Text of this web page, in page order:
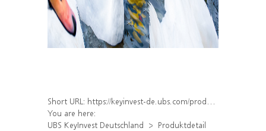
Short URL: https://keyinvest-de.ubs.com/produkt/detail/index/isin/DE000WA8PWB4
You are here:
UBS KeyInvest Deutschland
Produktdetail